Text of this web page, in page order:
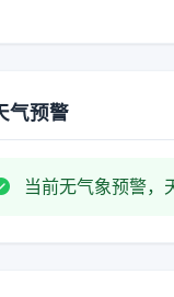
气预警
当前无气象预警，